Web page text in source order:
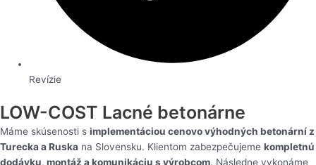
Revízie
LOW-COST Lacné betonárne
Máme skúsenosti s implementáciou cenovo výhodných betonární z
Turecka a Ruska na Slovensku. Klientom zabezpečujeme kompletnú
dodávku, montáž a komunikáciu s výrobcom. Následne vykonáme